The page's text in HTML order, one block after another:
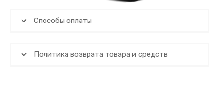
Способы оплаты
Политика возврата товара и средств